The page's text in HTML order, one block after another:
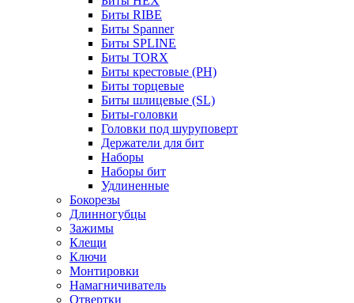
Биты RIBE
Биты Spanner
Биты SPLINE
Биты TORX
Биты крестовые (PH)
Биты торцевые
Биты шлицевые (SL)
Биты-головки
Головки под шуруповерт
Держатели для бит
Наборы
Наборы бит
Удлиненные
Бокорезы
Длинногубцы
Зажимы
Клещи
Ключи
Монтировки
Намагничиватель
Отвертки